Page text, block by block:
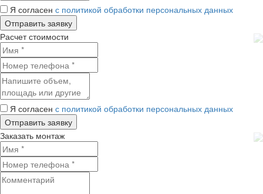
Я согласен с политикой обработки персональных данных
Расчет стоимости
Я согласен с политикой обработки персональных данных
Заказать монтаж